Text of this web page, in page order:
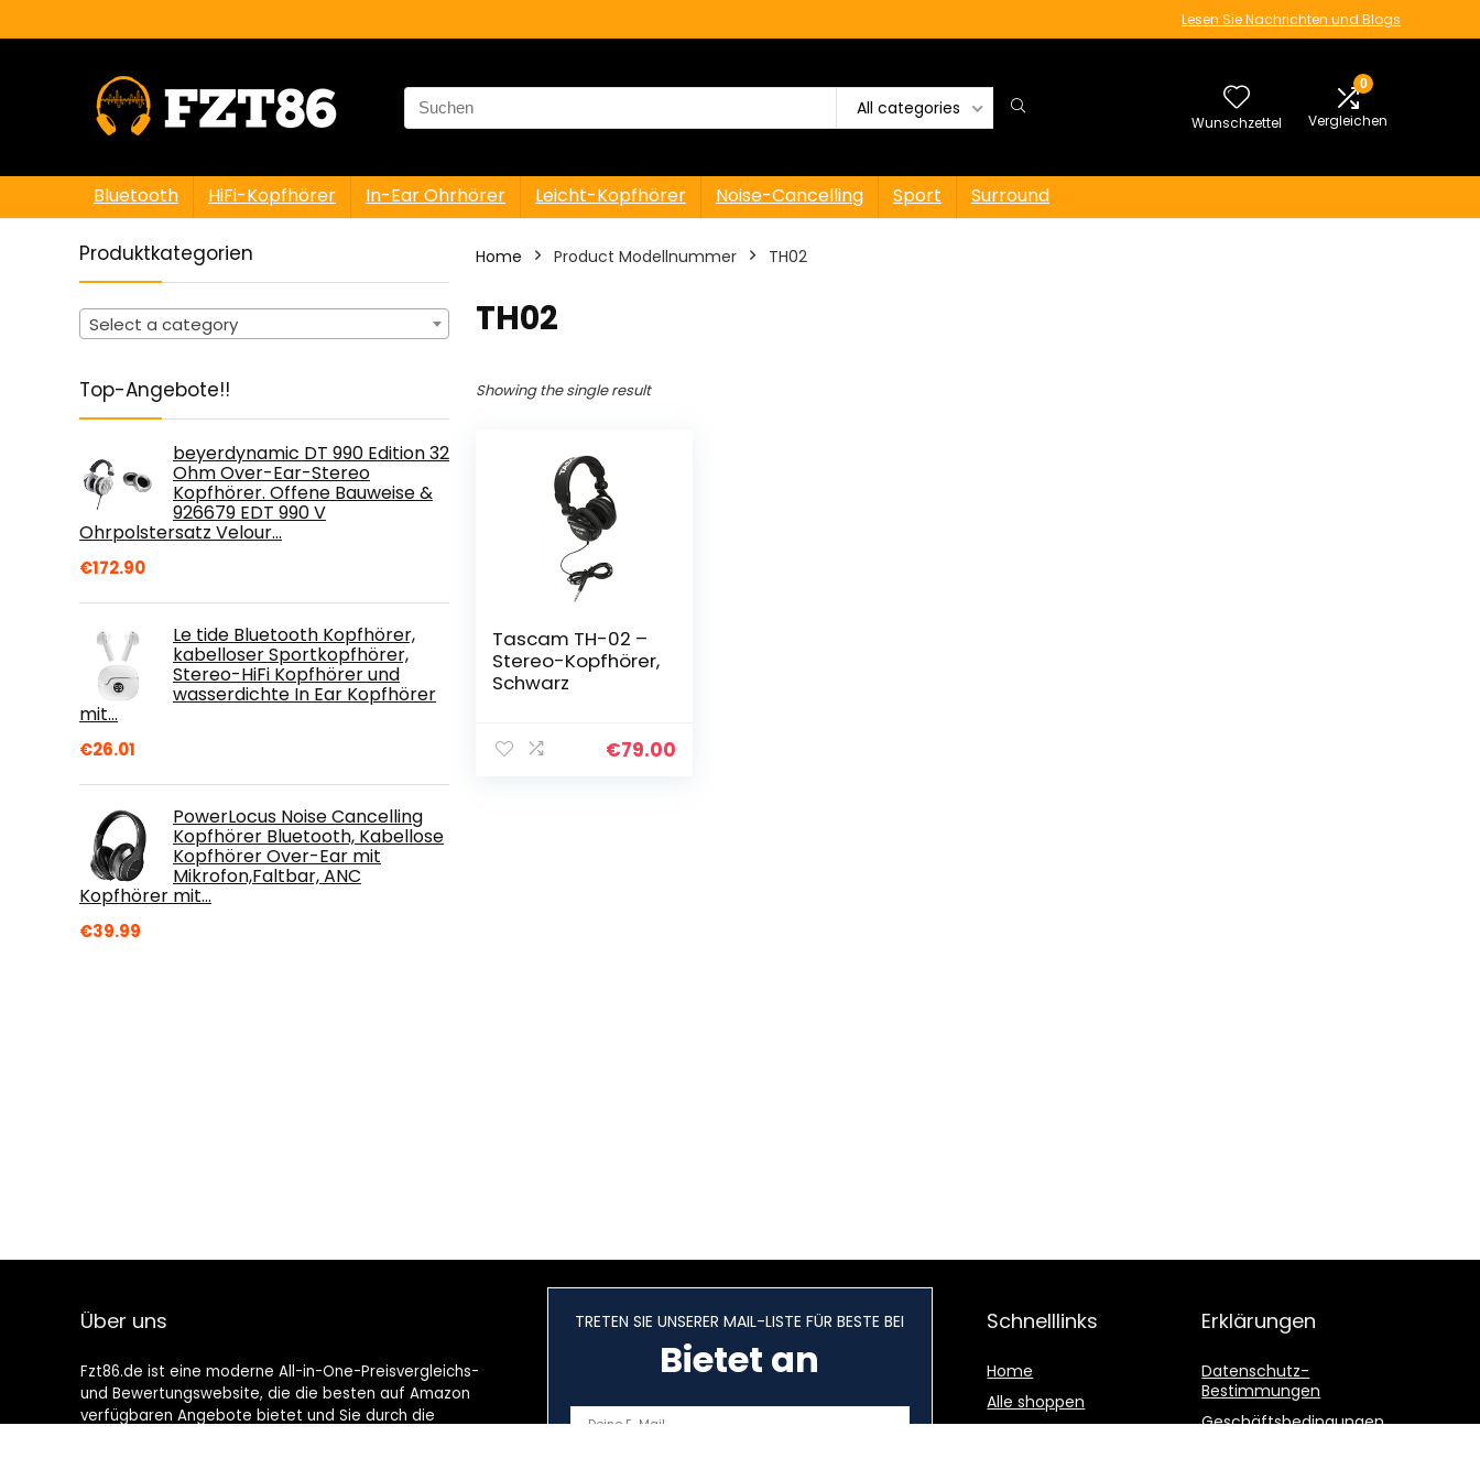
Lesen Sie Nachrichten und Blogs
Search
for:
All categories
Wunschzettel
0
Vergleichen
Bluetooth HiFi-Kopfhörer In-Ear Ohrhörer Leicht-Kopfhörer Noise-Cancelling Sport Surround
Produktkategorien
Select a category
Top-Angebote!!
beyerdynamic DT 990 Edition 32
Ohm Over-Ear-Stereo
Kopfhörer. Offene Bauweise &
926679 EDT 990 V
Ohrpolstersatz Velour…
€172.90
Le tide Bluetooth Kopfhörer,
kabelloser Sportkopfhörer,
Stereo-HiFi Kopfhörer und
wasserdichte In Ear Kopfhörer
mit…
€26.01
PowerLocus Noise Cancelling
Kopfhörer Bluetooth, Kabellose
Kopfhörer Over-Ear mit
Mikrofon,Faltbar, ANC
Kopfhörer mit…
€39.99
Home Product Modellnummer ‎TH02
‎TH02
Showing the single result
Tascam TH-02 –
Stereo-Kopfhörer,
Schwarz
€79.00
Über uns
Fzt86.de ist eine moderne All-in-One-Preisvergleichs-
und Bewertungswebsite, die die besten auf Amazon
verfügbaren Angebote bietet und Sie durch die
TRETEN SIE UNSERER MAIL-LISTE FÜR BESTE BEI
Bietet an
Schnelllinks
Home
Alle shoppen
Erklärungen
Datenschutz-
Bestimmungen
Geschäftsbedingungen